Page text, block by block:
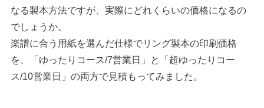
なる製本方法ですが、実際にどれくらいの価格になるの
でしょうか。
楽譜に合う用紙を選んだ仕様でリング製本の印刷価格
を、「ゆったりコース/7営業日」と「超ゆったりコー
ス/10営業日」の両方で見積もってみました。